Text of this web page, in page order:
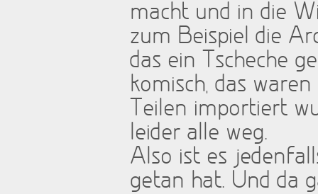
macht und in die
zum Beispiel die
das ein Tscheche
komisch, das
Teilen importiert
leider alle weg.
Also ist es
getan hat. Und da